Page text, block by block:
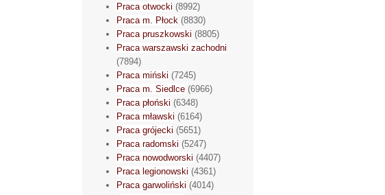
Praca otwocki (8992)
Praca m. Płock (8830)
Praca pruszkowski (8805)
Praca warszawski zachodni
(7894)
Praca miński (7245)
Praca m. Siedlce (6966)
Praca płoński (6348)
Praca mławski (6164)
Praca grójecki (5651)
Praca radomski (5247)
Praca nowodworski (4407)
Praca legionowski (4361)
Praca garwoliński (4014)